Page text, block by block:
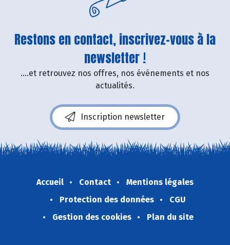
Restons en contact, inscrivez-vous à la
newsletter !
....et retrouvez nos offres, nos événements et nos
actualités.
Inscription newsletter
Accueil Contact
Mentions légales
Protection des données
CGU
Gestion des cookies
Plan du site